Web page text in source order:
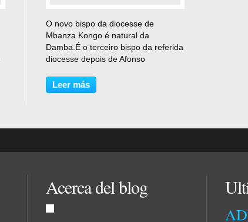
O novo bispo da diocesse de
Mbanza Kongo é natural da
Damba.É o terceiro bispo da referida
diocesse depois de Afonso
Damba,falecido) e Serafim Xingo ya
Hombo,afastado por motivos da
Leer más
Acerca del blog